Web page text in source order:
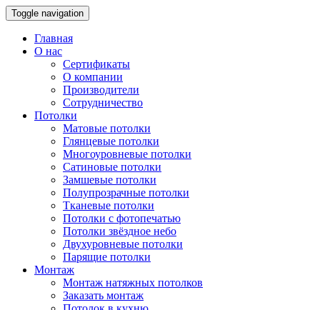
Toggle navigation
Главная
О нас
Сертификаты
О компании
Производители
Сотрудничество
Потолки
Матовые потолки
Глянцевые потолки
Многоуровневые потолки
Сатиновые потолки
Замшевые потолки
Полупрозрачные потолки
Тканевые потолки
Потолки с фотопечатью
Потолки звёздное небо
Двухуровневые потолки
Парящие потолки
Монтаж
Монтаж натяжных потолков
Заказать монтаж